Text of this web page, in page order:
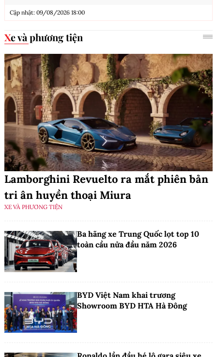
Cập nhật: 09/08/2026 18:00
Xe và phương tiện
Lamborghini Revuelto ra mắt phiên bản
tri ân huyền thoại Miura
XE VÀ PHƯƠNG TIỆN
Ba hãng xe Trung Quốc lọt top 10
toàn cầu nửa đầu năm 2026
BYD Việt Nam khai trương
Showroom BYD HTA Hà Đông